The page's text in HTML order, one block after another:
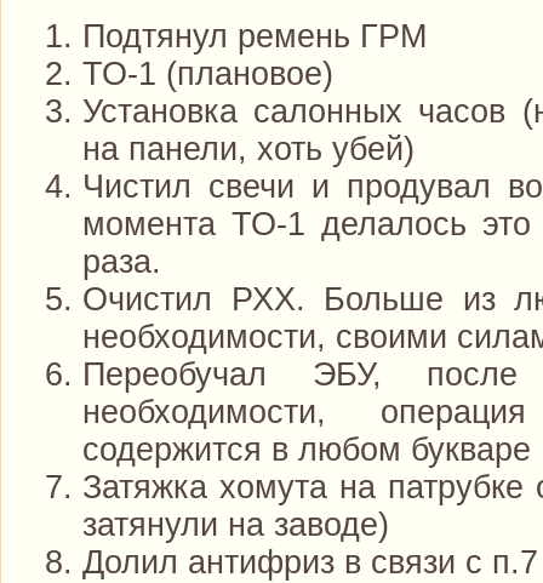
Подтянул ремень ГРМ
ТО-1 (плановое)
Установка салонных часов
на панели, хоть убей)
Чистил свечи и продувал
момента ТО-1 делалось
раза.
Очистил РХХ. Больше из
необходимости, своими
Переобучал ЭБУ,
необходимости,
содержится в любом букваре
Затяжка хомута на
затянули на заводе)
Долил антифриз в связи с п.7